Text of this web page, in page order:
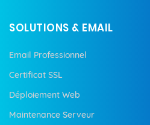
SOLUTIONS & EMAIL
Email Professionnel
Certificat SSL
Déploiement Web
Maintenance Serveur